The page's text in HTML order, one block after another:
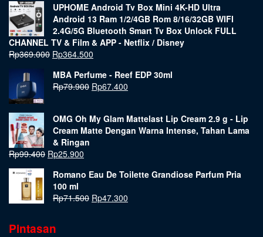
UPHOME Android Tv Box Mini 4K-HD Ultra
Android 13 Ram 1/2/4GB Rom 8/16/32GB WIFI
2.4G/5G Bluetooth Smart Tv Box Unlock FULL
CHANNEL TV & Film & APP - Netflix / Disney
Rp369.000 Rp364.500
MBA Perfume - Reef EDP 30ml
Rp79.900 Rp67.400
OMG Oh My Glam Mattelast Lip Cream 2.9 g - Lip
Cream Matte Dengan Warna Intense, Tahan Lama
& Ringan
Rp99.400 Rp25.900
Romano Eau De Toilette Grandiose Parfum Pria
100 ml
Rp71.500 Rp47.300
Pintasan